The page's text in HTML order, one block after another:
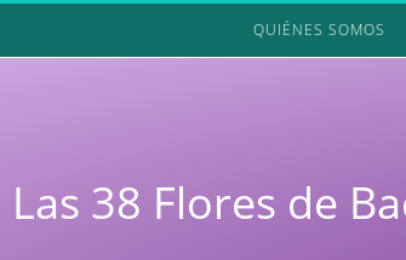
QUIÉNES SOMOS
Las 38 Flores de